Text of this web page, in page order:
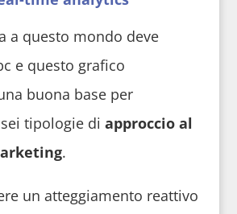
a questo mondo deve
e questo grafico
buona base per
tipologie di approccio al
.
un atteggiamento reattivo